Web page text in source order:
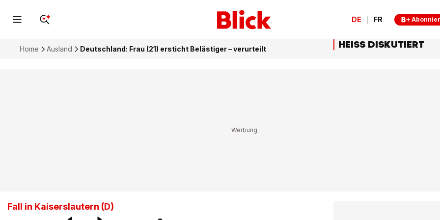
DE FR
Home Ausland Deutschland: Frau (21) ersticht Belästiger – verurteilt
Fall in Kaiserslautern (D)
HEISS DISKUTIERT